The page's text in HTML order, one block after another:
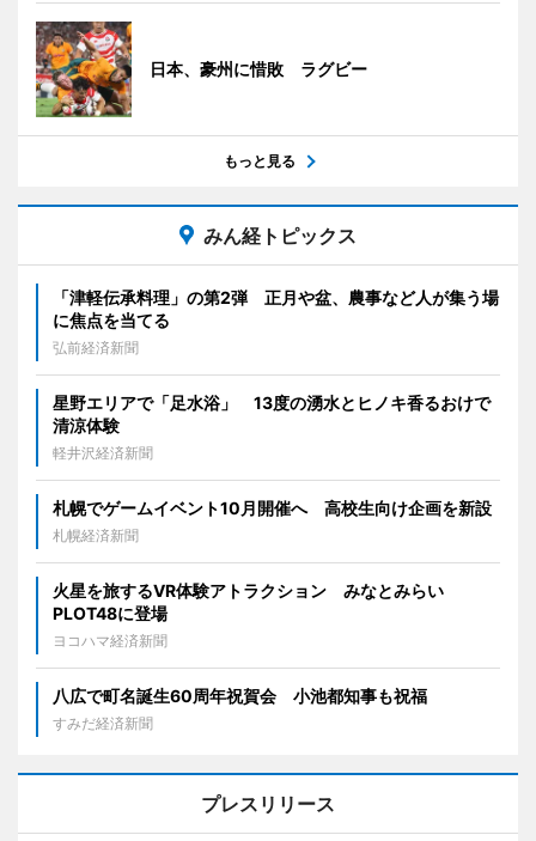
日本、豪州に惜敗 ラグビー
もっと見る
みん経トピックス
「津軽伝承料理」の第2弾 正月や盆、農事など人が集う場
に焦点を当てる
弘前経済新聞
星野エリアで「足水浴」 13度の湧水とヒノキ香るおけで
清涼体験
軽井沢経済新聞
札幌でゲームイベント10月開催へ 高校生向け企画を新設
札幌経済新聞
火星を旅するVR体験アトラクション みなとみらい
PLOT48に登場
ヨコハマ経済新聞
八広で町名誕生60周年祝賀会 小池都知事も祝福
すみだ経済新聞
プレスリリース